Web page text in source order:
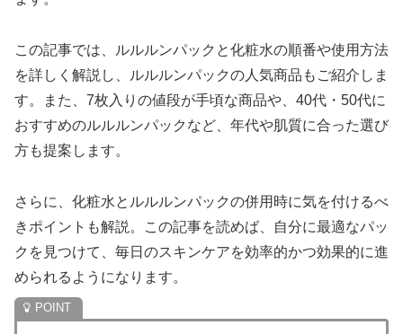
この記事では、ルルルンパックと化粧水の順番や使用方法
を詳しく解説し、ルルルンパックの人気商品もご紹介しま
す。また、7枚入りの値段が手頃な商品や、40代・50代に
おすすめのルルルンパックなど、年代や肌質に合った選び
方も提案します。
さらに、化粧水とルルルンパックの併用時に気を付けるべ
きポイントも解説。この記事を読めば、自分に最適なパッ
クを見つけて、毎日のスキンケアを効率的かつ効果的に進
められるようになります。